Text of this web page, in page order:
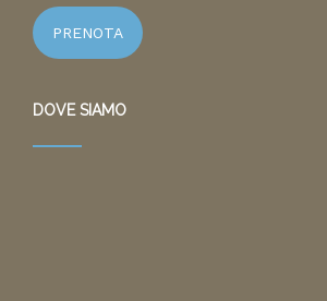
PRENOTA
DOVE SIAMO